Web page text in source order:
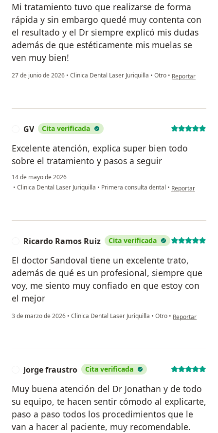
Mi tratamiento tuvo que realizarse de forma
rápida y sin embargo quedé muy contenta con
el resultado y el Dr siempre explicó mis dudas
además de que estéticamente mis muelas se
ven muy bien!
27 de junio de 2026 • Clinica Dental Laser Juriquilla • Otro • en opinión del
Reportar
GV Cita verificada
Excelente atención, explica super bien todo
sobre el tratamiento y pasos a seguir
14 de mayo de 2026
• Clinica Dental Laser Juriquilla • Primera consulta dental • en opinión del
Reportar
Ricardo Ramos Ruiz Cita verificada
El doctor Sandoval tiene un excelente trato,
además de qué es un profesional, siempre que
voy, me siento muy confiado en que estoy con
el mejor
3 de marzo de 2026 • Clinica Dental Laser Juriquilla • Otro • en opinión del
Reportar
Jorge fraustro Cita verificada
Muy buena atención del Dr Jonathan y de todo
su equipo, te hacen sentir cómodo al explicarte,
paso a paso todos los procedimientos que le
van a hacer al paciente, muy recomendable.